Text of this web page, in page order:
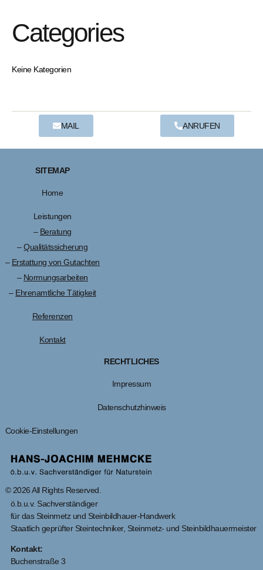
Categories
Keine Kategorien
MAIL ANRUFEN
© 2026 All Rights Reserved.
ö.b.u.v. Sachverständiger
für das Steinmetz und Steinbildhauer-Handwerk
Staatlich geprüfter Steintechniker, Steinmetz- und Steinbildhauermeister
Kontakt:
Buchenstraße 3
SITEMAP
Home
Leistungen
– Beratung
–Qualitätssicherung
– Erstattung von Gutachten
– Normungsarbeiten
– Ehrenamtliche Tätigkeit
Referenzen
Kontakt
RECHTLICHES
Impressum
Datenschutzhinweis
Cookie-Einstellungen